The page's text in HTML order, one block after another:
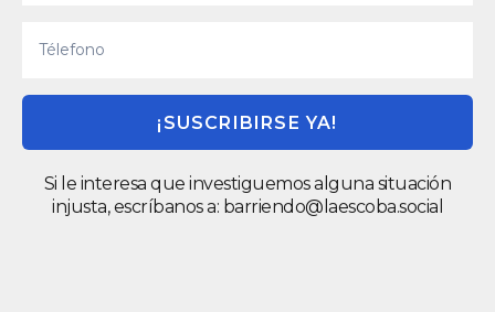
¡SUSCRIBIRSE YA!
Si le interesa que investiguemos alguna situación
injusta, escríbanos a: barriendo@laescoba.social